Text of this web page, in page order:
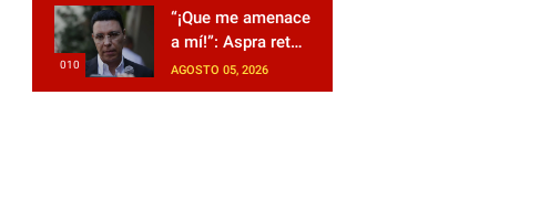
electorales
“¡Que me amenace
a mí!”: Aspra reta
a JOH y exige que
siga tras las rejas
AGOSTO 05, 2026